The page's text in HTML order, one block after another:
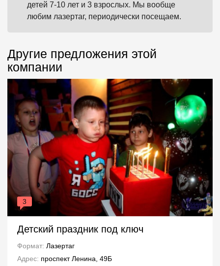
детей 7-10 лет и 3 взрослых. Мы вообще
любим лазертаг, периодически посещаем.
Другие предложения этой
компании
3
Детский праздник под ключ
Формат: Лазертаг
Адрес: проспект Ленина, 49Б